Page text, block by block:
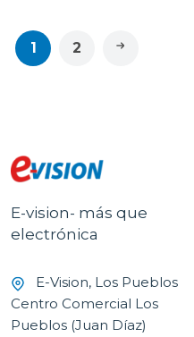
1 2
E-vision- más que
electrónica
E-Vision, Los Pueblos
Centro Comercial Los
Pueblos (Juan Díaz)